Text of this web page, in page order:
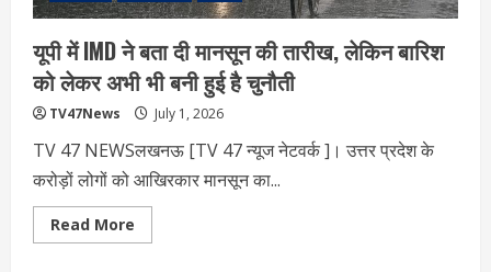
यूपी में IMD ने बता दी मानसून की तारीख, लेकिन बारिश
को लेकर अभी भी बनी हुई है चुनौती
TV47News July 1, 2026
TV 47 NEWSलखनऊ [TV 47 न्‍यूज नेटवर्क ]। उत्तर प्रदेश के
करोड़ों लोगों को आखिरकार मानसून का...
Read More
more